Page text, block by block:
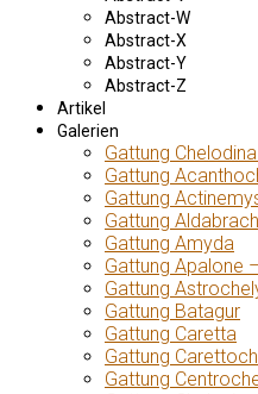
Abstract-W
Abstract-X
Abstract-Y
Abstract-Z
Artikel
Galerien
Gattung
Gattung
Gattung
Gattung
Gattung Amyda
Gattung Apalone
Gattung
Gattung Batagur
Gattung Caretta
Gattung
Gattung